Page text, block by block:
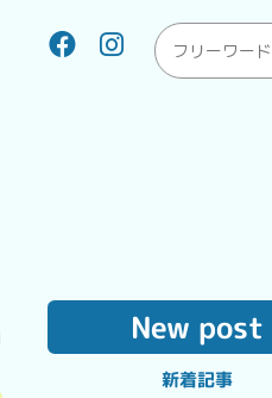
New post
新着記事